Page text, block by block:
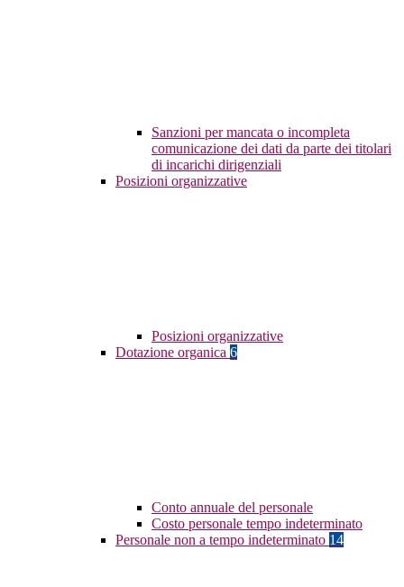
Sanzioni per mancata o incompleta
comunicazione dei dati da parte dei titolari
di incarichi dirigenziali
Posizioni organizzative
Posizioni organizzative
Dotazione organica 6
Conto annuale del personale
Costo personale tempo indeterminato
Personale non a tempo indeterminato 14